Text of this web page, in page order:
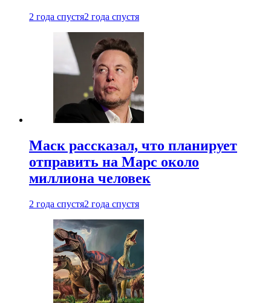
2 года спустя2 года спустя
Маск рассказал, что планирует
отправить на Марс около
миллиона человек
2 года спустя2 года спустя